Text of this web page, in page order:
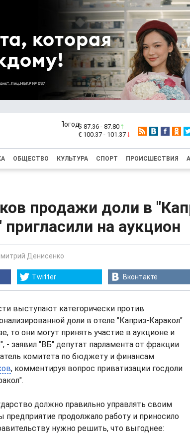
$ 87.36 - 87.80
€ 100.37 - 101.37
ОБЩЕСТВО КУЛЬТУРА СПОРТ ПРОИСШЕСТВИЯ
продажи доли в
пригласили на аукцион
Денисенко
Twitter Вконтакте
выступают категорически против
доли в отеле "Каприз-Каракол"
то они могут принять участие в аукционе и
- заявил "ВБ" депутат парламента от фракции
комитета по бюджету и финансам
, комментируя вопрос приватизации госдоли
должно правильно управлять своим
продолжало работу и приносило
нужно решить, что выгоднее: